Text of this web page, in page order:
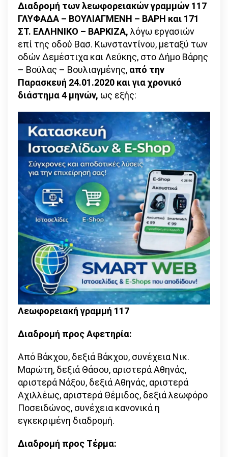
866,
878,
881
Διαδρομή των λεωφορειακών γραμμών 117
ΓΛΥΦΑΔΑ – ΒΟΥΛΙΑΓΜΕΝΗ – ΒΑΡΗ και 171
ΣΤ. ΕΛΛΗΝΙΚΟ – ΒΑΡΚΙΖΑ, λόγω εργασιών
επί της οδού Βασ. Κωνσταντίνου, μεταξύ των
οδών Δεμέστιχα και Λεύκης, στο Δήμο Βάρης
– Βούλας – Βουλιαγμένης, από την
Παρασκευή 24.01.2020 και για χρονικό
διάστημα 4 μηνών, ως εξής:
Λεωφορειακή γραμμή 117
Διαδρομή προς Αφετηρία:
Από Βάκχου, δεξιά Βάκχου, συνέχεια Νικ.
Μαρώτη, δεξιά Θάσου, αριστερά Αθηνάς,
αριστερά Νάξου, δεξιά Αθηνάς, αριστερά
Αχιλλέως, αριστερά Θέμιδος, δεξιά λεωφόρο
Ποσειδώνος, συνέχεια κανονικά η
εγκεκριμένη διαδρομή.
Διαδρομή προς Τέρμα: